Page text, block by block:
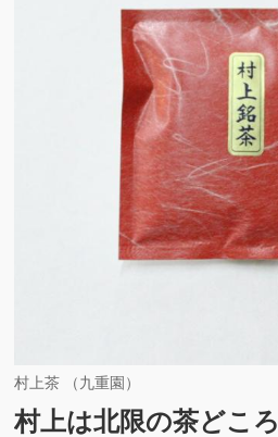
村上茶 （九重園）
村上は北限の茶どころ